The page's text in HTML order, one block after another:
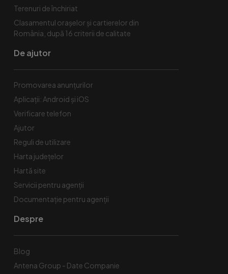
Terenuri de închiriat
Clasamentul orașelor și cartierelor din
România, după 16 criterii de calitate
De ajutor
Promovarea anunțurilor
Aplicații: Android și iOS
Verificare telefon
Ajutor
Reguli de utilizare
Harta județelor
Hartă site
Servicii pentru agenții
Documentație pentru agenții
Despre
Blog
Antena Group - Date Companie